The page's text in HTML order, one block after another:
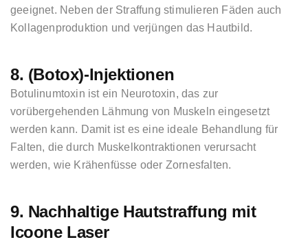
geeignet. Neben der Straffung stimulieren Fäden auch
Kollagenproduktion und verjüngen das Hautbild.
8. (Botox)-Injektionen
Botulinumtoxin ist ein Neurotoxin, das zur
vorübergehenden Lähmung von Muskeln eingesetzt
werden kann. Damit ist es eine ideale Behandlung für
Falten, die durch Muskelkontraktionen verursacht
werden, wie Krähenfüsse oder Zornesfalten.
9. Nachhaltige Hautstraffung mit
Icoone Laser